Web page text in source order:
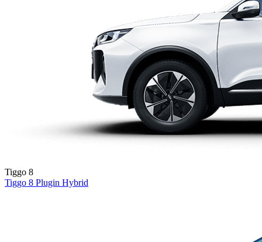
Tiggo 8
Tiggo 8 Plugin Hybrid